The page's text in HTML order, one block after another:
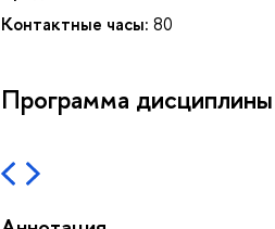
Контактные часы: 80
Программа дисциплины